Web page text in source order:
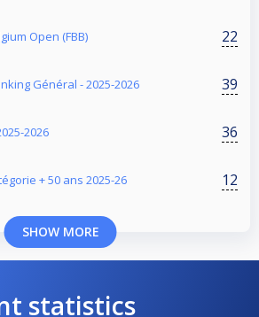
Open (FBB) 22
Général - 2025-2026 39
2026 36
+ 50 ans 2025-26 12
SHOW MORE
statistics